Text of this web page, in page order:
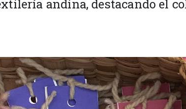
andina, destacando el